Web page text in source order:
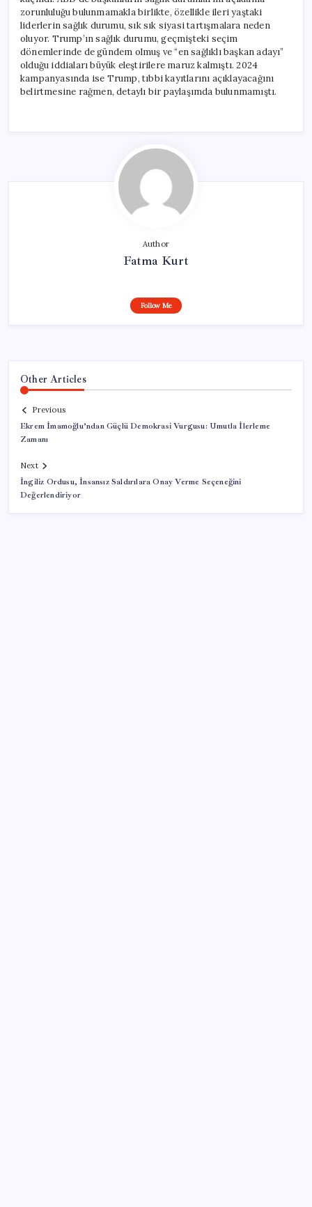
zorunluluğu bulunmamakla birlikte, özellikle ileri yaştaki
liderlerin sağlık durumu, sık sık siyasi tartışmalara neden
oluyor. Trump’ın sağlık durumu, geçmişteki seçim
dönemlerinde de gündem olmuş ve “en sağlıklı başkan adayı”
olduğu iddiaları büyük eleştirilere maruz kalmıştı. 2024
kampanyasında ise Trump, tıbbi kayıtlarını açıklayacağını
belirtmesine rağmen, detaylı bir paylaşımda bulunmamıştı.
Author
Fatma Kurt
Follow Me
Other Articles
Previous
Ekrem İmamoğlu’ndan Güçlü Demokrasi Vurgusu: Umutla İlerleme
Zamanı
Next
İngiliz Ordusu, İnsansız Saldırılara Onay Verme Seçeneğini
Değerlendiriyor